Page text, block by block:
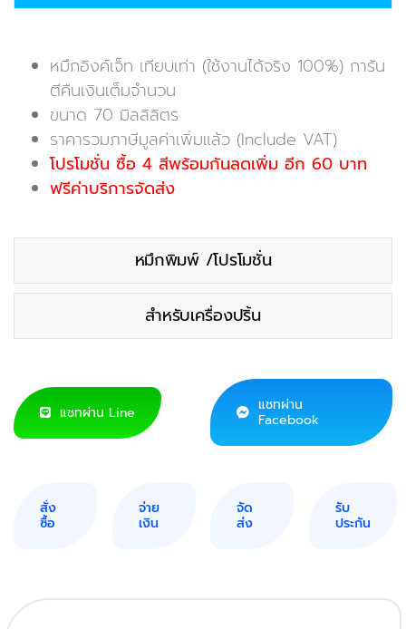
฿400
หมึกอิงค์เจ็ท เทียบเท่า (ใช้งานได้จริง 100%) การัน
ตีคืนเงินเต็มจำนวน
ขนาด 70 มิลลิลิตร
ราคารวมภาษีมูลค่าเพิ่มแล้ว (Include VAT)
โปรโมชั่น ซื้อ 4 สีพร้อมกันลดเพิ่ม อีก 60 บาท
ฟรีค่าบริการจัดส่ง
หมึกพิมพ์ /โปรโมชั่น
สำหรับเครื่องปริ้น
แชทผ่าน Line
แชทผ่าน
Facebook
สั่ง
ซื้อ
จ่าย
เงิน
จัด
ส่ง
รับ
ประกัน